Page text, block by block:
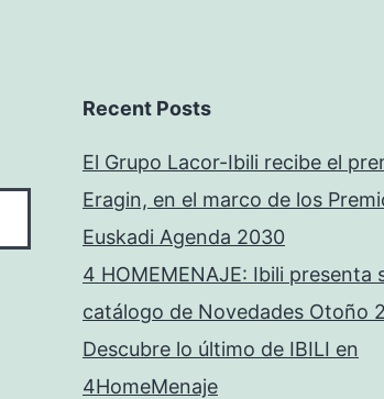
Recent Posts
El Grupo Lacor-Ibili recibe el
Eragin, en el marco de los
Euskadi Agenda 2030
4 HOMEMENAJE: Ibili presenta
catálogo de Novedades Otoño
Descubre lo último de IBILI en
4HomeMenaje